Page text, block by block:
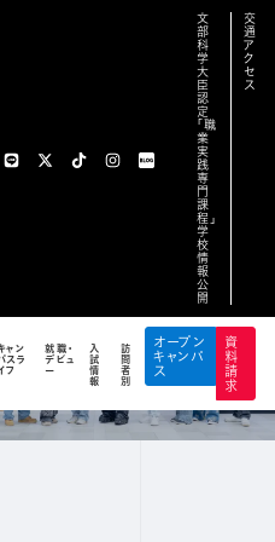
文
部
科
学
大
臣
認
定
「職
業
実
践
専
門
課
程」
学
校
情
報
公
開
交
通
ア
ク
セ
ス
ャン
スラ
フ
就職・
デビュ
ー
入
試
情
報
訪
問
者
別
オープン
キャンパ
ス
資
料
請
求
ロジーブログ